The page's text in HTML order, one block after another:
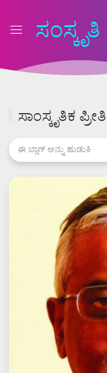
ಸಾಂಸ್ಕೃತಿಕ